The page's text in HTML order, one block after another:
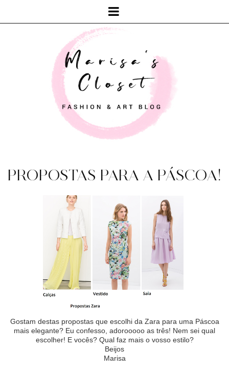
PROPOSTAS PARA A PÁSCOA!
Gostam destas propostas que escolhi da Zara para uma Páscoa
mais elegante? Eu confesso, adorooooo as três! Nem sei qual
escolher! E vocês? Qual faz mais o vosso estilo?
Beijos
Marisa